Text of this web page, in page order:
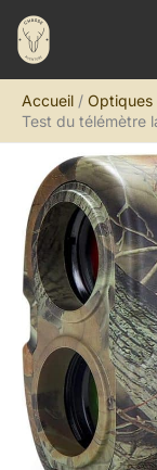
Aller
contenu
Accueil
Optiques
Test du télémètre
R
e
h
h
e
r